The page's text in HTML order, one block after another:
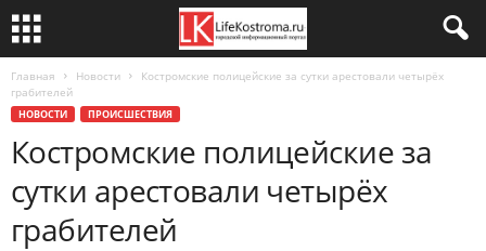
Главная Новости
Костромские полицейские за сутки арестовали четырёх
грабителей
НОВОСТИ ПРОИСШЕСТВИЯ
Костромские полицейские за
сутки арестовали четырёх
грабителей